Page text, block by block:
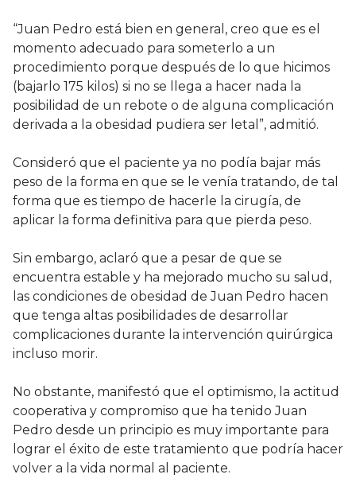
“Juan Pedro está bien en general, creo que es el
momento adecuado para someterlo a un
procedimiento porque después de lo que hicimos
(bajarlo 175 kilos) si no se llega a hacer nada la
posibilidad de un rebote o de alguna complicación
derivada a la obesidad pudiera ser letal”, admitió.
Consideró que el paciente ya no podía bajar más
peso de la forma en que se le venía tratando, de tal
forma que es tiempo de hacerle la cirugía, de
aplicar la forma definitiva para que pierda peso.
Sin embargo, aclaró que a pesar de que se
encuentra estable y ha mejorado mucho su salud,
las condiciones de obesidad de Juan Pedro hacen
que tenga altas posibilidades de desarrollar
complicaciones durante la intervención quirúrgica
incluso morir.
No obstante, manifestó que el optimismo, la actitud
cooperativa y compromiso que ha tenido Juan
Pedro desde un principio es muy importante para
lograr el éxito de este tratamiento que podría hacer
volver a la vida normal al paciente.